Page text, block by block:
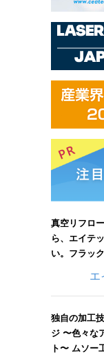
真空リフロ
ら、エイテ
い。フラッ
エ
独自の加工
ジ 〜色々な
ト〜 ムソー